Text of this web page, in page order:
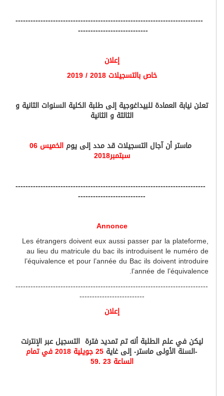
---------------------------------------------------------------------------
----------------------------
إعلان
خاص بالتسجيلات 2018 / 2019
تعلن نيابة العمادة للبيداغوجية إلى طلبة الكلية السنوات الثانية و
الثالثة و الثانية
ماستر أن آجال التسجيلات قد مدد إلى يوم الخميس 06
سبتمبر2018
----------------------------------------------------------------------------
---------------------------
Annonce
Les étrangers doivent eux aussi passer par la plateforme,
au lieu du matricule du bac ils introduisent le numéro de
l’équivalence et pour l’année du Bac ils doivent introduire
l’année de l’équivalence.
-----------------------------------------------------------------------------
--------------------------
إعلان
ليكن في علم الطلبة أنه تم تمديد فترة التسجيل عبر الإنترنت
-السنة الأولى ماستر- إلى غاية 25 جويلية 2018 في تمام
الساعة 23 .59